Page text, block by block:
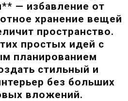
— избавление от
хранение вещей
пространство.
простых идей с
планированием
стильный и
без больших
вложений.